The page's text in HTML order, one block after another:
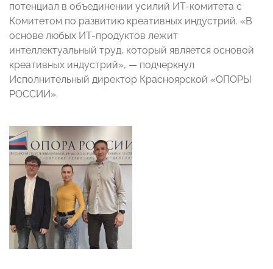
потенциал в объединении усилий ИТ-комитета с
Комитетом по развитию креативных индустрий. «В
основе любых ИТ-продуктов лежит
интеллектуальный труд, который является основой
креативных индустрий», — подчеркнул
Исполнительный директор Красноярской «ОПОРЫ
РОССИИ».